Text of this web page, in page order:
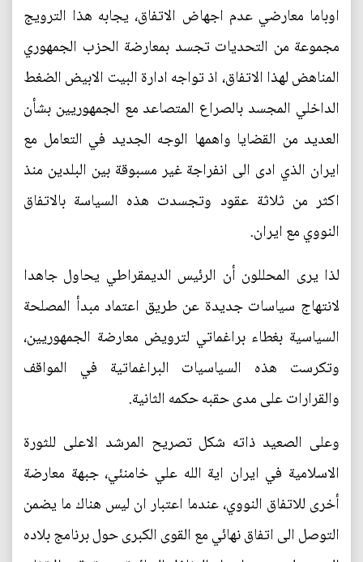
اوباما معارضي عدم اجهاض الاتفاق، يجابه هذا الترويج
مجموعة من التحديات تجسد بمعارضة الحزب الجمهوري
المناهض لهذا الاتفاق، اذ تواجه ادارة البيت الابيض الضغط
الداخلي المجسد بالصراع المتصاعد مع الجمهوريين بشأن
العديد من القضايا واهمها الوجه الجديد في التعامل مع
ايران الذي ادى الى انفراجة غير مسبوقة بين البلدين منذ
اكثر من ثلاثة عقود وتجسدت هذه السياسة بالاتفاق
النووي مع ايران.
لذا يرى المحللون أن الرئيس الديمقراطي يحاول جاهدا
لانتهاج سياسات جديدة عن طريق اعتماد مبدأ المصلحة
السياسية بغطاء براغماتي لترويض معارضة الجمهوريين،
وتكرست هذه السياسيات البراغماتية في المواقف
والقرارات على مدى حقبه حكمه الثانية.
وعلى الصعيد ذاته شكل تصريح المرشد الاعلى للثورة
الاسلامية في ايران اية الله علي خامنئي، جبهة معارضة
أخرى للاتفاق النووي، عندما اعتبار ان ليس هناك ما يضمن
التوصل الى اتفاق نهائي مع القوى الكبرى حول برنامج بلاده